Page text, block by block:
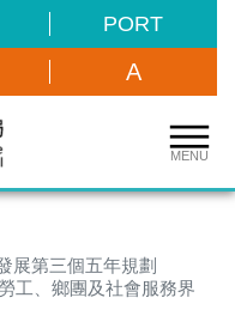
PORT
A
MENU
展第三個五年規劃
工、鄉團及社會服務界